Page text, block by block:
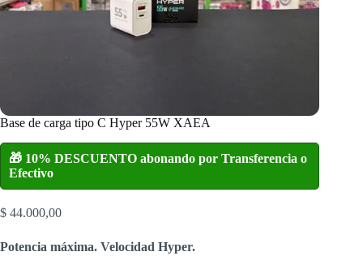
Base de carga tipo C Hyper 55W XAEA
🎁 10% DESCUENTO abonando por Transferencia o
Efectivo
$ 44.000,00
Potencia máxima. Velocidad Hyper.